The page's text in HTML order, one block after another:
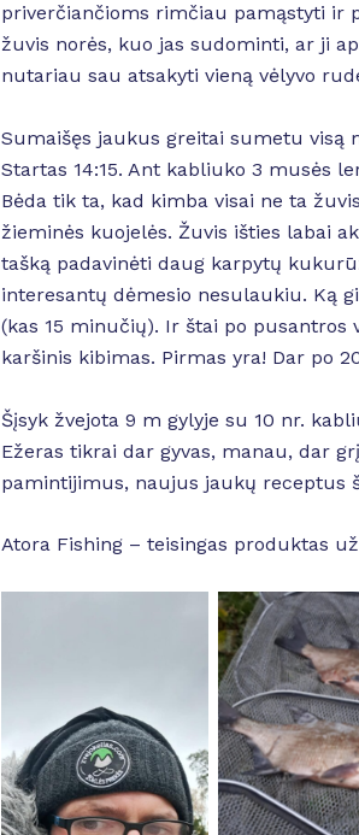
priverčiančioms rimčiau pamąstyti ir
žuvis norės, kuo jas sudominti, ar ji
nutariau sau atsakyti vieną vėlyvo
Sumaišęs jaukus greitai sumetu visą
Startas 14:15. Ant kabliuko 3 musės
Bėda tik ta, kad kimba visai ne ta
žieminės kuojelės. Žuvis išties labai
tašką padavinėti daug karpytų
interesantų dėmesio nesulaukiu. Ką
(kas 15 minučių). Ir štai po pusantros
karšinis kibimas. Pirmas yra! Dar po
Šįsyk žvejota 9 m gylyje su 10 nr.
Ežeras tikrai dar gyvas, manau, dar
pamintijimus, naujus jaukų receptus
Atora Fishing – teisingas produktas
No Caption
No